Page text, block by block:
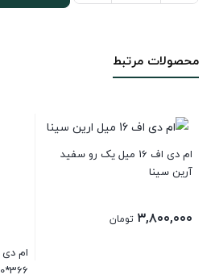
16
فومنات366*183
عدد
محصولات مرتبط
ام دی اف 16 میل یک رو سفید
آرین سینا
۳,۸۰۰,۰۰۰ تومان
366*210